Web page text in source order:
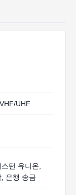
UHF
턴 유니온,
은행 송금